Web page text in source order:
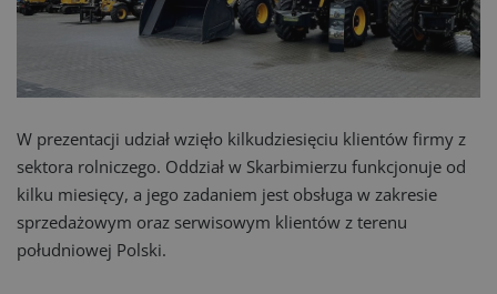
W prezentacji udział wzięło kilkudziesięciu klientów firmy z
sektora rolniczego. Oddział w Skarbimierzu funkcjonuje od
kilku miesięcy, a jego zadaniem jest obsługa w zakresie
sprzedażowym oraz serwisowym klientów z terenu
południowej Polski.